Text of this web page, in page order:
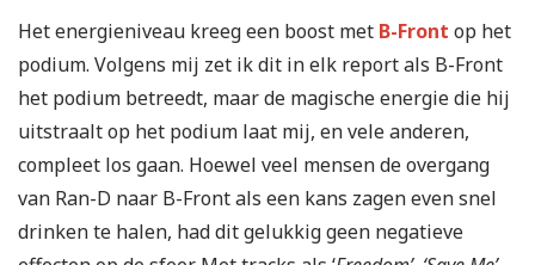
Het energieniveau kreeg een boost met B-Front op het
podium. Volgens mij zet ik dit in elk report als B-Front
het podium betreedt, maar de magische energie die hij
uitstraalt op het podium laat mij, en vele anderen,
compleet los gaan. Hoewel veel mensen de overgang
van Ran-D naar B-Front als een kans zagen even snel
drinken te halen, had dit gelukkig geen negatieve